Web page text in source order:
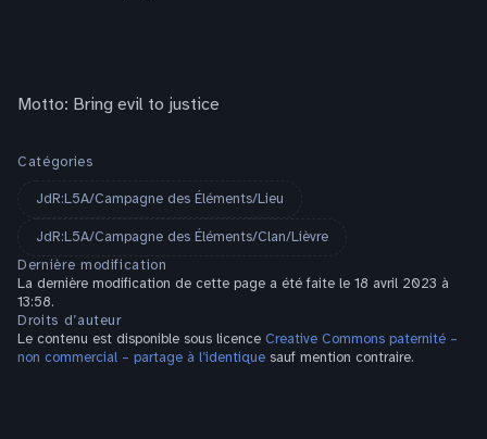
Motto: Bring evil to justice
Catégories
JdR:L5A/Campagne des Éléments/Lieu
JdR:L5A/Campagne des Éléments/Clan/Lièvre
Dernière modification
La dernière modification de cette page a été faite le 18 avril 2023 à
13:58.
Droits d’auteur
Le contenu est disponible sous licence Creative Commons paternité –
non commercial – partage à l’identique sauf mention contraire.